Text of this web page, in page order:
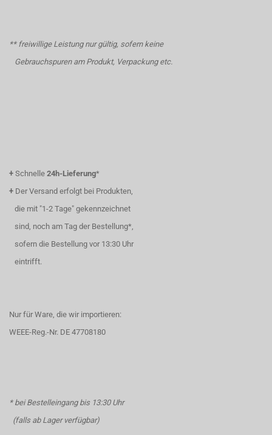
** freiwillige Leistung nur gültig, sofern keine
Gebrauchspuren am Produkt, Verpackung etc.
+ Schnelle 24h-Lieferung*
+ Der Versand erfolgt bei Produkten,
die mit "1-2 Tage" gekennzeichnet
sind, noch am Tag der Bestellung*,
sofern die Bestellung vor 13:30 Uhr
eintrifft.
Nur für Ware, die wir importieren:
WEEE-Reg.-Nr. DE 47708180
* bei Bestelleingang bis 13:30 Uhr
(falls ab Lager verfügbar)